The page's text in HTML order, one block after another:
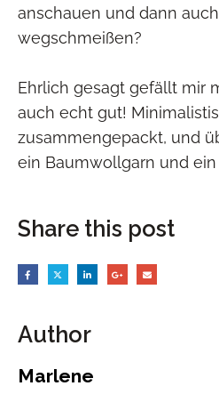
anschauen und dann
wegschmeißen?
Ehrlich gesagt gefällt mir
auch echt gut!
zusammengepackt, und
ein Baumwollgarn und ein
Share this post
Author
Marlene